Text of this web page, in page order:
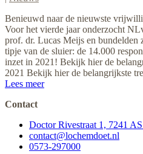
Benieuwd naar de nieuwste
Voor het vierde jaar onderzocht
prof. dr. Lucas Meijs en bundelden
tipje van de sluier: de 14.000
inzet in 2021! Bekijk hier de
2021 Bekijk hier de belangrijkste
Lees meer
Contact
Doctor Rivestraat 1, 7241
contact@lochemdoet.nl
0573-297000